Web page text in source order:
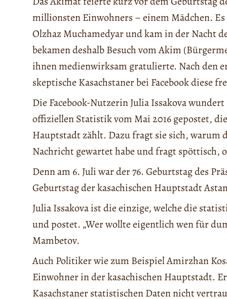
millionsten Einwohners – einem Mädchen.
Olzhaz Muchamedyar und kam in der Nacht
bekamen deshalb Besuch vom Akim
ihnen medienwirksam gratulierte. Nach den
skeptische Kasachstaner bei Facebook diese
Die Facebook-Nutzerin Julia Issakova
offiziellen Statistik vom Mai 2016 gepostet,
Hauptstadt zählt. Dazu fragt sie sich, warum
Nachricht gewartet habe und fragt spöttisch,
Denn am 6. Juli war der 76. Geburtstag des
Geburtstag der kasachischen Hauptstadt
Julia Issakova ist die einzige, welche die
und postet. „Wer wollte eigentlich wen für
Mambetov.
Auch Politiker wie zum Beispiel Amirzhan
Einwohner in der kasachischen Hauptstadt.
Kasachstaner statistischen Daten nicht